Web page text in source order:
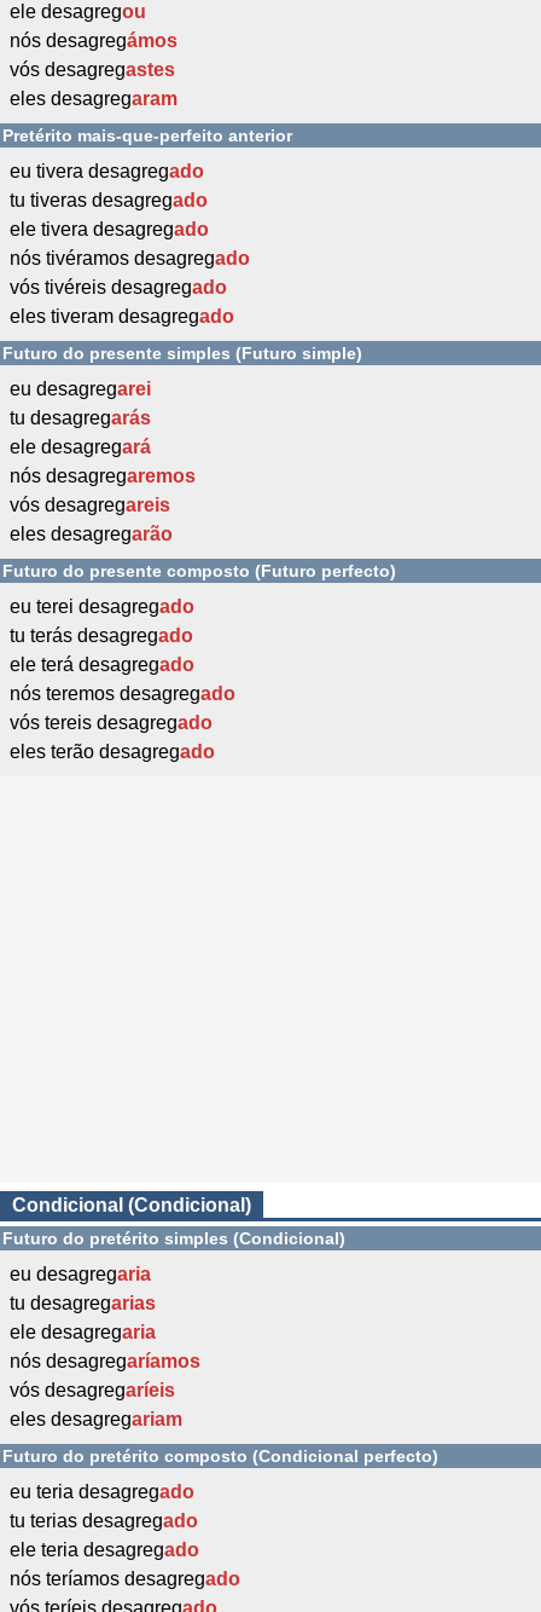
ele desagregou
nós desagregámos
vós desagregastes
eles desagregaram
Pretérito mais-que-perfeito anterior
eu tivera desagregado
tu tiveras desagregado
ele tivera desagregado
nós tivéramos desagregado
vós tivéreis desagregado
eles tiveram desagregado
Futuro do presente simples (Futuro simple)
eu desagregarei
tu desagregarás
ele desagregará
nós desagregaremos
vós desagregareis
eles desagregarão
Futuro do presente composto (Futuro perfecto)
eu terei desagregado
tu terás desagregado
ele terá desagregado
nós teremos desagregado
vós tereis desagregado
eles terão desagregado
Condicional (Condicional)
Futuro do pretérito simples (Condicional)
eu desagregaria
tu desagregarias
ele desagregaria
nós desagregaríamos
vós desagregaríeis
eles desagregariam
Futuro do pretérito composto (Condicional perfecto)
eu teria desagregado
tu terias desagregado
ele teria desagregado
nós teríamos desagregado
vós teríeis desagregado